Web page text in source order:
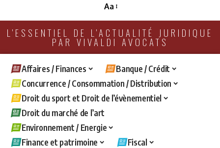
Aa
L'ESSENTIEL DE L'ACTUALITÉ JURIDIQUE
PAR VIVALDI AVOCATS
Affaires / Finances
Banque / Crédit
Concurrence / Consommation / Distribution
Droit du sport et Droit de l’évènementiel
Droit du marché de l’art
Environnement / Energie
Finance et patrimoine
Fiscal